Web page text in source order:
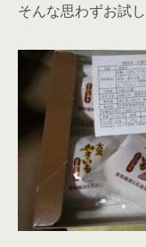
そんな思わずお試